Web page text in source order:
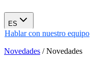
ES
Hablar con nuestro equipo
Novedades /Novedades